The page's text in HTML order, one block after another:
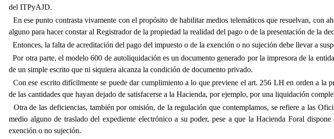
del ITPyAJD.
En ese punto contrasta vivamente con el propósito de habilitar medios telemáticos que resuelvan, con
alguno para hacer constar al Registrador de la propiedad la realidad del pago o de la presentación de la
Entonces, la falta de acreditación del pago del impuesto o de la exención o no sujeción debe llevar a
Por otra parte, el modelo 600 de autoliquidación es un documento generado por la impresora de la
de un simple escrito que ni siquiera alcanza la condición de documento privado.
Con ese escrito difícilmente se puede dar cumplimiento a lo que previene el art. 256 LH en orden a la
de las cantidades que hayan dejado de satisfacerse a la Hacienda, por ejemplo, por una liquidación
Otra de las deficiencias, también por omisión, de la regulación que contemplamos, se refiere a las
medio alguno de traslado del expediente electrónico a su poder, pese a que la Hacienda Foral
exención o no sujeción.